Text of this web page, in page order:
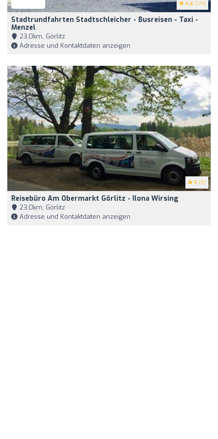
4.6 (174)
Stadtrundfahrten Stadtschleicher - Busreisen - Taxi -
Menzel
23,0km, Görlitz
Adresse und Kontaktdaten anzeigen
5 (8)
Reisebüro Am Obermarkt Görlitz - Ilona Wirsing
23,0km, Görlitz
Adresse und Kontaktdaten anzeigen